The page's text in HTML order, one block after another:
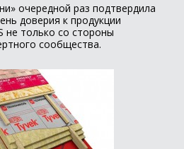
очередной раз подтвердила
доверия к продукции
только со стороны
сообщества.